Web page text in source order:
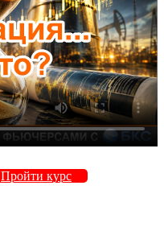
Пройти курс